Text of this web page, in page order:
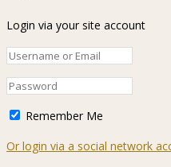
Login via your site account
Remember Me
Or login via a social network